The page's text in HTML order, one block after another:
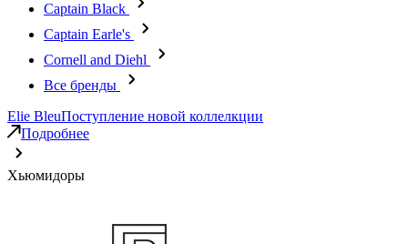
Captain Black
Captain Earle's
Cornell and Diehl
Все бренды
Elie BleuПоступление новой коллелкции
Подробнее
Хьюмидоры